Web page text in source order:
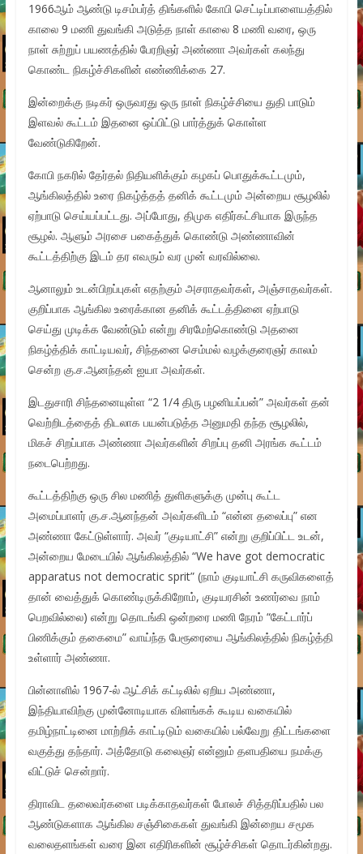
1966ஆம் ஆண்டு டிசம்பர்த் திங்களில் கோபி செட்டிப்பாளையத்தில்
காலை 9 மணி துவங்கி அடுத்த நாள் காலை 8 மணி வரை, ஒரு
நாள் சுற்றுப் பயணத்தில் பேரறிஞர் அண்ணா அவர்கள் கலந்து
கொண்ட நிகழ்ச்சிகளின் எண்ணிக்கை 27.
இன்றைக்கு நடிகர் ஒருவரது ஒரு நாள் நிகழ்ச்சியை துதி பாடும்
இளவல் கூட்டம் இதனை ஒப்பிட்டு பார்த்துக் கொள்ள
வேண்டுகிறேன்.
கோபி நகரில் தேர்தல் நிதியளிக்கும் கழகப் பொதுக்கூட்டமும்,
ஆங்கிலத்தில் உரை நிகழ்த்தத் தனிக் கூட்டமும் அன்றைய சூழலில்
ஏற்பாடு செய்யப்பட்டது. அப்போது, திமுக எதிர்கட்சியாக இருந்த
சூழல். ஆளும் அரசை பகைத்துக் கொண்டு அண்ணாவின்
கூட்டத்திற்கு இடம் தர எவரும் வர முன் வரவில்லை.
ஆனாலும் உடன்பிறப்புகள் எதற்கும் அசராதவர்கள், அஞ்சாதவர்கள்.
குறிப்பாக ஆங்கில உரைக்கான தனிக் கூட்டத்தினை ஏற்பாடு
செய்து முடிக்க வேண்டும் என்று சிரமேற்கொண்டு அதனை
நிகழ்த்திக் காட்டியவர், சிந்தனை செம்மல் வழக்குரைஞர் காலம்
சென்ற கு.ச.ஆனந்தன் ஐயா அவர்கள்.
இடதுசாரி சிந்தனையுள்ள‌ “2 1/4 திரு பழனியப்பன்” அவர்கள் தன்
வெற்றிடத்தைத் திடலாக பயன்படுத்த அனுமதி தந்த சூழலில்,
மிகச் சிறப்பாக அண்ணா அவர்களின் சிறப்பு தனி அரங்க கூட்டம்
நடைபெற்றது.
கூட்டத்திற்கு ஒரு சில மணித் துளிகளுக்கு முன்பு கூட்ட
அமைப்பாளர் கு.ச.ஆனந்தன் அவர்களிடம் “என்ன தலைப்பு” என
அண்ணா கேட்டுள்ளார். அவர் “குடியாட்சி” என்று குறிப்பிட்ட உடன்,
அன்றைய மேடையில் ஆங்கிலத்தில் “We have got democratic
apparatus not democratic sprit” (நாம் குடியாட்சி கருவிகளைத்
தான் வைத்துக் கொண்டிருக்கிறோம், குடியரசின் உணர்வை நாம்
பெறவில்லை) என்று தொடங்கி ஒன்றரை மணி நேரம் “கேட்டார்ப்
பிணிக்கும் தகைமை” வாய்ந்த பேரூரையை ஆங்கிலத்தில் நிகழ்த்தி
உள்ளார் அண்ணா.
பின்னாளில் 1967-ல் ஆட்சிக் கட்டிலில் ஏறிய அண்ணா,
இந்தியாவிற்கு முன்னோடியாக விளங்கக் கூடிய வகையில்
தமிழ்நாட்டினை மாற்றிக் காட்டிடும் வகையில் பல்வேறு திட்டங்களை
வகுத்து தந்தார். அத்தோடு கலைஞர் என்னும் தளபதியை நமக்கு
விட்டுச் சென்றார்.
திராவிட தலைவர்களை படிக்காதவர்கள் போலச் சித்தரிப்பதில் பல
ஆண்டுகளாக ஆங்கில சஞ்சிகைகள் துவங்கி இன்றைய சமூக
வலைதளங்கள் வரை இன எதிரிகளின் சூழ்ச்சிகள் தொடர்கின்றது.